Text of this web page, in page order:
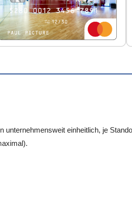
einheitlich, je